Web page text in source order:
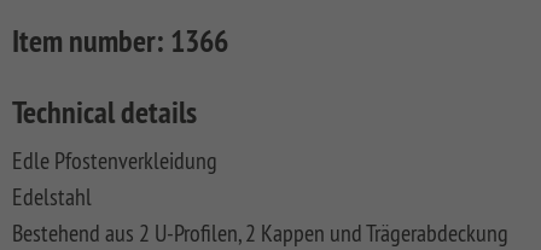
FLOW
NEO
PLATINUM
SYSTEM
WPC
XL
SYSTEM
WPC
CLASSIC
SYSTEM
HOLZ
GRAZIA
ALU
RAJA
ALU
XL
RAJA
Floor
Hardwood
Planks
Aufbauanleitungen
Kataloge
Materialkunde
Item number: 1366
Technical details
Edle Pfostenverkleidung
Edelstahl
Bestehend aus 2 U-Profilen, 2 Kappen und Trägerabdeckung